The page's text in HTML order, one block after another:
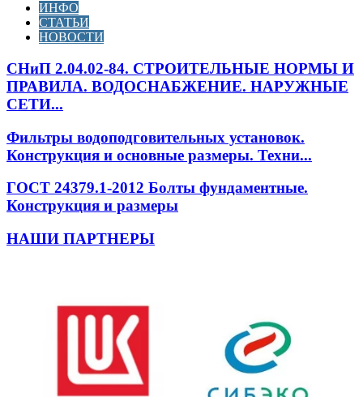
ИНФО
СТАТЬИ
НОВОСТИ
СНиП 2.04.02-84. СТРОИТЕЛЬНЫЕ НОРМЫ И
ПРАВИЛА. ВОДОСНАБЖЕНИЕ. НАРУЖНЫЕ
СЕТИ...
Фильтры водоподговительных установок.
Конструкция и основные размеры. Техни...
ГОСТ 24379.1-2012 Болты фундаментные.
Конструкция и размеры
НАШИ ПАРТНЕРЫ